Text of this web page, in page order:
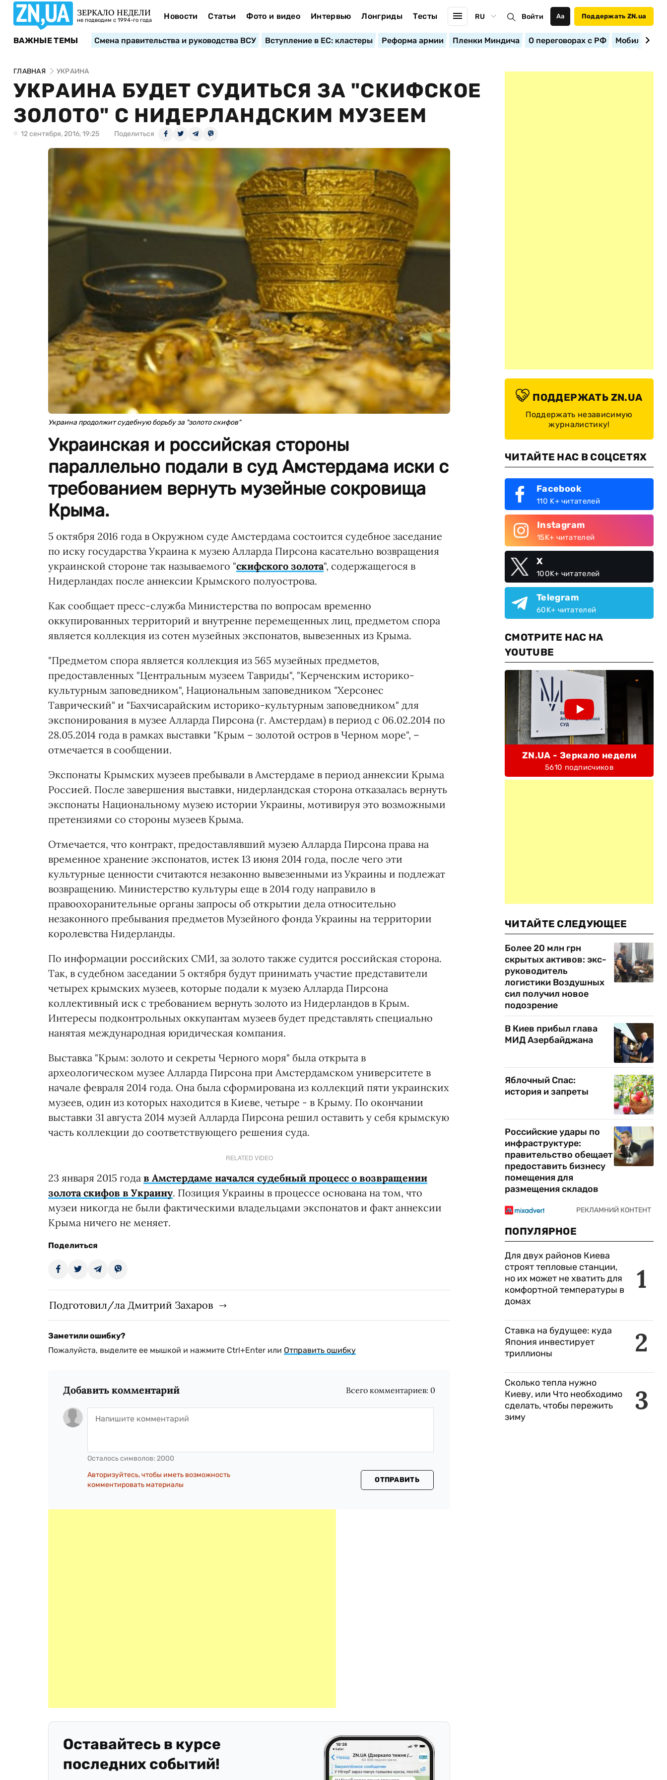
ЗЕРКАЛО НЕДЕЛИ
не подводим с 1994-го года Новости Статьи Фото и видео Интервью Лонгриды Тесты RU Войти Аа Поддержать ZN.ua
ВАЖНЫЕ ТЕМЫ Смена правительства и руководства ВСУ Вступление в ЕС: кластеры Реформа армии Пленки Миндича О переговорах с РФ
ГЛАВНАЯ УКРАИНА
УКРАИНА БУДЕТ СУДИТЬСЯ ЗА "СКИФСКОЕ
ЗОЛОТО" С НИДЕРЛАНДСКИМ МУЗЕЕМ
12 сентября, 2016, 19:25 Поделиться
Украина продолжит судебную борьбу за "золото скифов"
Украинская и российская стороны
параллельно подали в суд Амстердама иски с
требованием вернуть музейные сокровища
Крыма.
5 октября 2016 года в Окружном суде Амстердама состоится судебное заседание
по иску государства Украина к музею Алларда Пирсона касательно возвращения
украинской стороне так называемого "скифского золота", содержащегося в
Нидерландах после аннексии Крымского полуострова.
Как сообщает пресс-служба Министерства по вопросам временно
оккупированных территорий и внутренне перемещенных лиц, предметом спора
является коллекция из сотен музейных экспонатов, вывезенных из Крыма.
"Предметом спора является коллекция из 565 музейных предметов,
предоставленных "Центральным музеем Тавриды", "Керченским историко-
культурным заповедником", Национальным заповедником "Херсонес
Таврический" и "Бахчисарайским историко-культурным заповедником" для
экспонирования в музее Алларда Пирсона (г. Амстердам) в период с 06.02.2014 по
28.05.2014 года в рамках выставки "Крым – золотой остров в Черном море", –
отмечается в сообщении.
Экспонаты Крымских музеев пребывали в Амстердаме в период аннексии Крыма
Россией. После завершения выставки, нидерландская сторона отказалась вернуть
экспонаты Национальному музею истории Украины, мотивируя это возможными
претензиями со стороны музеев Крыма.
Отмечается, что контракт, предоставлявший музею Алларда Пирсона права на
временное хранение экспонатов, истек 13 июня 2014 года, после чего эти
культурные ценности считаются незаконно вывезенными из Украины и подлежат
возвращению. Министерство культуры еще в 2014 году направило в
правоохоранительные органы запросы об открытии дела относительно
незаконного пребывания предметов Музейного фонда Украины на территории
королевства Нидерланды.
По информации российских СМИ, за золото также судится российская сторона.
Так, в судебном заседании 5 октября будут принимать участие представители
четырех крымских музеев, которые подали к музею Алларда Пирсона
коллективный иск с требованием вернуть золото из Нидерландов в Крым.
Интересы подконтрольных оккупантам музеев будет представлять специально
нанятая международная юридическая компания.
Выставка "Крым: золото и секреты Черного моря" была открыта в
археологическом музее Алларда Пирсона при Амстердамском университете в
начале февраля 2014 года. Она была сформирована из коллекций пяти украинских
музеев, один из которых находится в Киеве, четыре - в Крыму. По окончании
выставки 31 августа 2014 музей Алларда Пирсона решил оставить у себя крымскую
часть коллекции до соответствующего решения суда.
RELATED VIDEO
23 января 2015 года в Амстердаме начался судебный процесс о возвращении
золота скифов в Украину. Позиция Украины в процессе основана на том, что
музеи никогда не были фактическими владельцами экспонатов и факт аннексии
Крыма ничего не меняет.
Поделиться
Подготовил/ла Дмитрий Захаров
Заметили ошибку?
Пожалуйста, выделите ее мышкой и нажмите Ctrl+Enter или Отправить ошибку
Добавить комментарий Всего комментариев: 0
Осталось символов: 2000
Авторизуйтесь, чтобы иметь возможность
комментировать материалы
ОТПРАВИТЬ
Оставайтесь в курсе
последних событий!
ПОДДЕРЖАТЬ ZN.UA
Поддержать независимую
журналистику!
ЧИТАЙТЕ НАС В СОЦСЕТЯХ
Facebook
110 K+ читателей
Instagram
15K+ читателей
X
100K+ читателей
Telegram
60K+ читателей
СМОТРИТЕ НАС НА
YOUTUBE
ZN.UA - Зеркало недели
5610 подписчиков
ЧИТАЙТЕ СЛЕДУЮЩЕЕ
Более 20 млн грн
скрытых активов: экс-
руководитель
логистики Воздушных
сил получил новое
подозрение
В Киев прибыл глава
МИД Азербайджана
Яблочный Спас:
история и запреты
Российские удары по
инфраструктуре:
правительство обещает
предоставить бизнесу
помещения для
размещения складов
ПОПУЛЯРНОЕ
1
Для двух районов Киева
строят тепловые станции,
но их может не хватить для
комфортной температуры в
домах
2
Ставка на будущее: куда
Япония инвестирует
триллионы
3
Сколько тепла нужно
Киеву, или Что необходимо
сделать, чтобы пережить
зиму